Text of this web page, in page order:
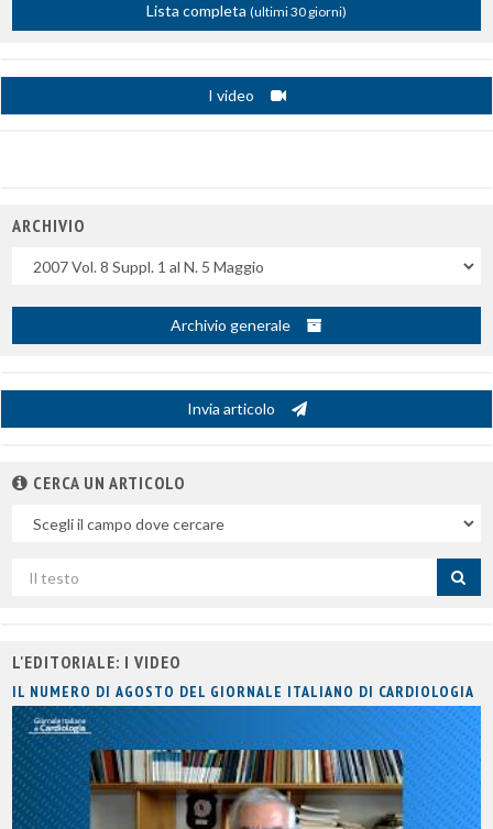
Lista completa (ultimi 30 giorni)
I video
ARCHIVIO
Archivio generale
Invia articolo
CERCA UN ARTICOLO
campo
per
L'EDITORIALE: I VIDEO
IL NUMERO DI AGOSTO DEL GIORNALE ITALIANO DI CARDIOLOGIA